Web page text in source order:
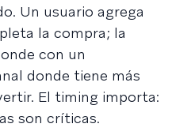
Un usuario agrega
la compra; la
con un
donde tiene más
El timing importa:
son críticas.